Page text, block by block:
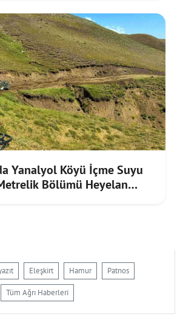
Yanalyol Köyü İçme Suyu
Bölümü Heyelan
Eleşkirt Hamur Patnos
Tüm Ağrı Haberleri